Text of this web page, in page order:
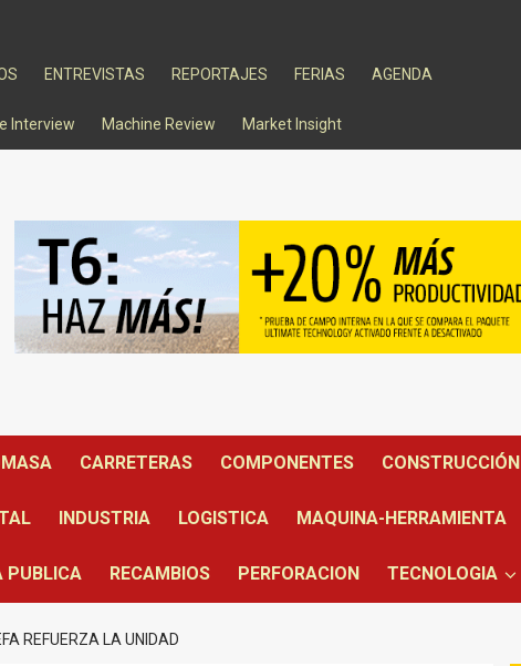
ENTREVISTAS REPORTAJES FERIAS AGENDA
Interview Machine Review Market Insight
CARRETERAS COMPONENTES CONSTRUCCIÓN
INDUSTRIA LOGISTICA MAQUINA-HERRAMIENTA
PUBLICA RECAMBIOS PERFORACION TECNOLOGIA
REFUERZA LA UNIDAD